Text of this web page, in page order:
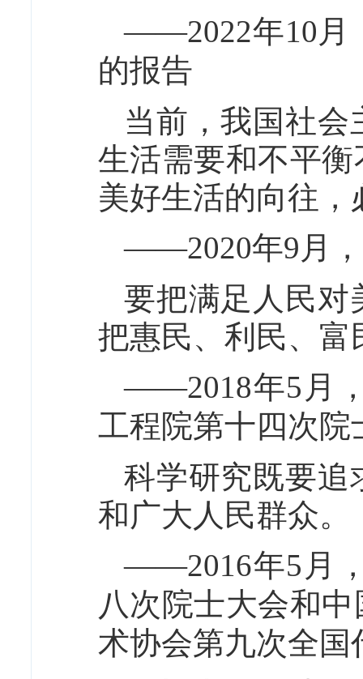
——2022年10月
的报告
当前，我国社
生活需要和不平
美好生活的向往
——2020年9月，
要把满足人民对
把惠民、利民、
——2018年5月
工程院第十四次院
科学研究既要追
和广大人民群众。
——2016年5月
八次院士大会和
术协会第九次全